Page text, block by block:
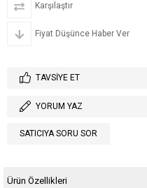
Karşılaştır
Fiyat Düşünce Haber Ver
TAVSIYE ET
YORUM YAZ
SATICIYA SORU SOR
Ürün Özellikleri